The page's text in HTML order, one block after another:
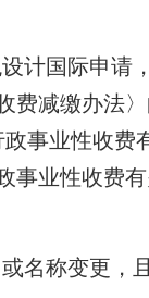
计国际申请
费减缴办法
事业性收费
事业性收费有
名称变更，